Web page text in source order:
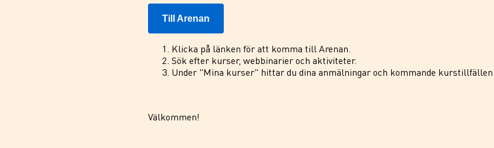
Till Arenan
Klicka på länken för att komma till Arenan.
Sök efter kurser, webbinarier och aktiviteter.
Under "Mina kurser" hittar du dina anmälningar och kommande kurstillfällen.
Välkommen!